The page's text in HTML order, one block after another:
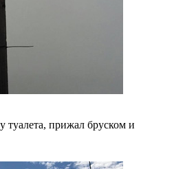
прижал бруском и